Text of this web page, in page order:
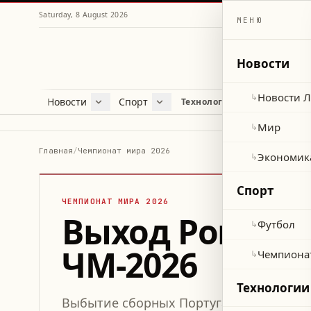
Saturday, 8 August 2026
Новости
Новости ЛиванаСпорт
Футбол
Технологии и наука
Главная/Чемпионат мира 2026
ЧЕМПИОНАТ МИРА 2026
Выход
ЧМ-2026
Выбытие сборных Португалии и США
МЕНЮ
Новости
↳Новости
↳Мир
↳
Спорт
↳Футбол
↳
Технологии